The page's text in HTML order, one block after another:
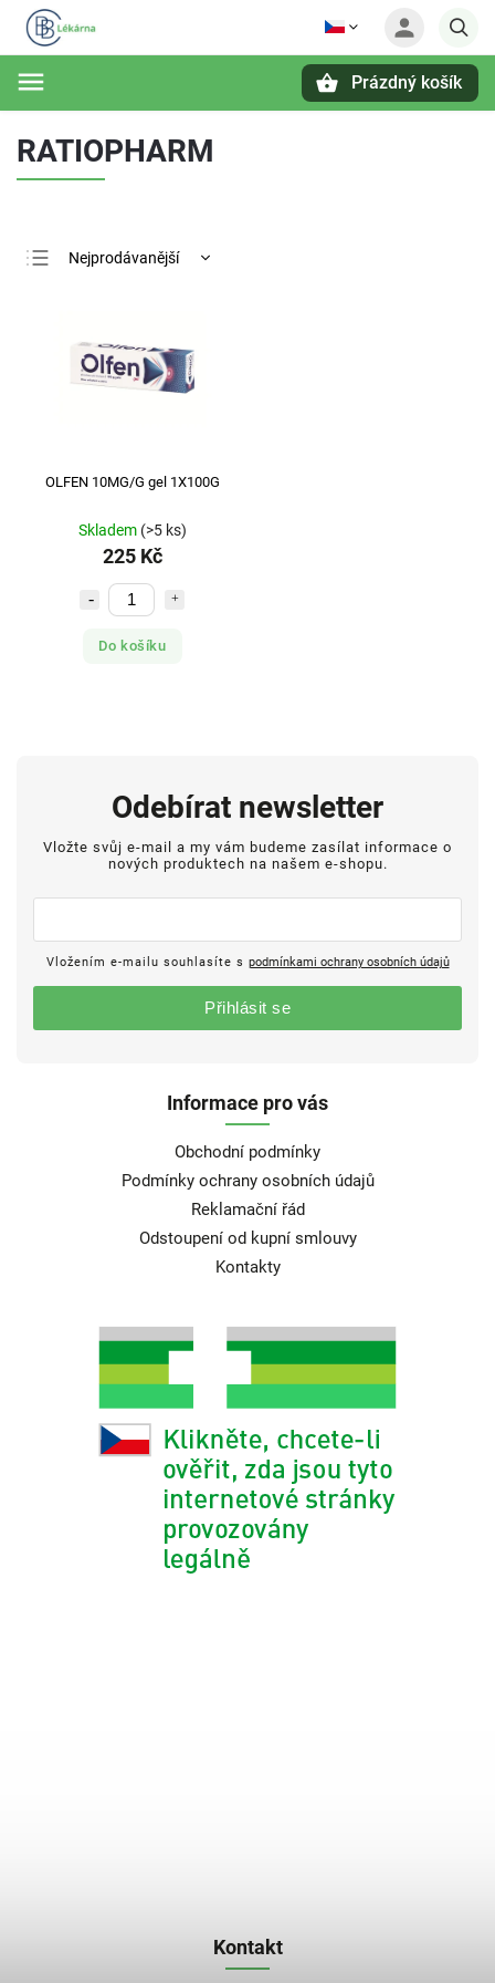
Prázdný košík
RATIOPHARM
Nejprodávanější
Abecedně
OLFEN 10MG/G gel 1X100G
Skladem (>5 ks)
225 Kč
Do košíku
Informace pro vás
Obchodní podmínky
Podmínky ochrany osobních údajů
Reklamační řád
Odstoupení od kupní smlouvy
Kontakty
Odebírat newsletter
Vložte svůj e-mail a my vám budeme zasílat informace o
nových produktech na našem e-shopu.
Vložením e-mailu souhlasíte s podmínkami ochrany osobních údajů
Přihlásit se
Kontakt